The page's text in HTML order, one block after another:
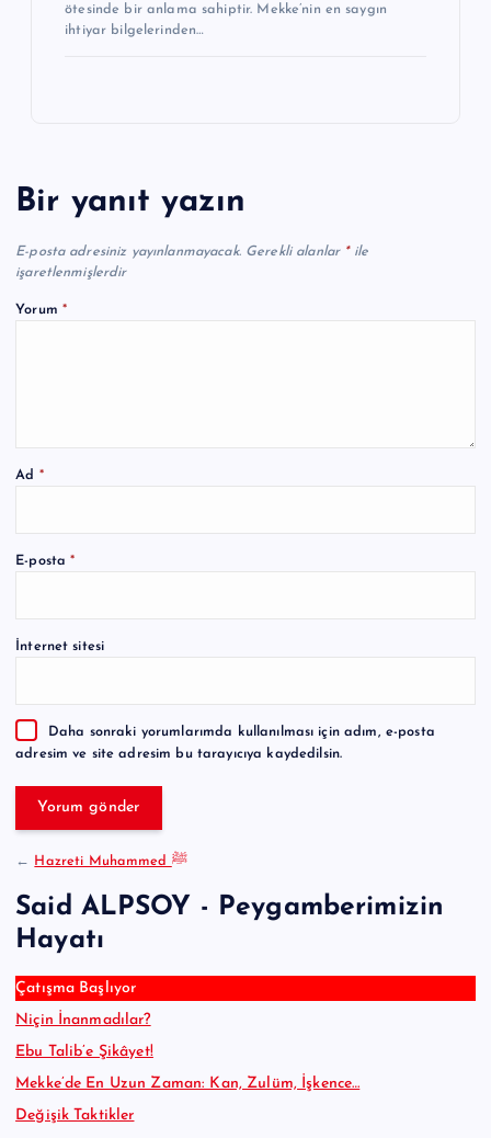
ötesinde bir anlama sahiptir. Mekke’nin en saygın
ihtiyar bilgelerinden…
Bir yanıt yazın
E-posta adresiniz yayınlanmayacak. Gerekli alanlar *ile
işaretlenmişlerdir
Yorum *
Ad *
E-posta*
İnternet sitesi
Daha sonraki yorumlarımda kullanılması için adım, e-posta
adresim ve site adresim bu tarayıcıya kaydedilsin.
A
e
a
t
← Hazreti Muhammed ﷺ
Said ALPSOY - Peygamberimizin
Hayatı
Çatışma Başlıyor
Niçin İnanmadılar?
Ebu Talib’e Şikâyet!
Mekke’de En Uzun Zaman: Kan, Zulüm, İşkence…
Değişik Taktikler